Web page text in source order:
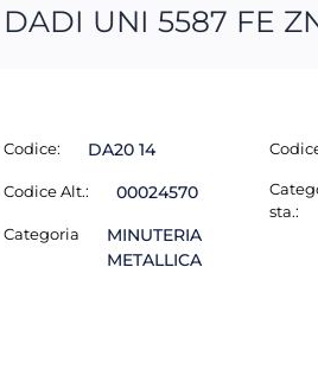
DADI UNI 5587 FE
Codice: DA20 14
Codice Alt.: 00024570
Categoria
MINUTERIA
METALLICA
sta.: